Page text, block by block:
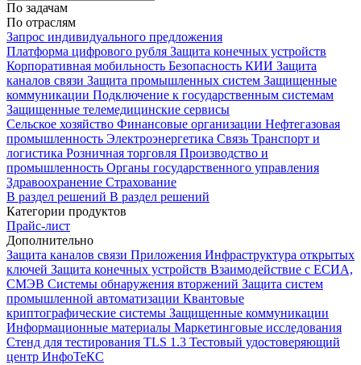
По задачам
По отраслям
Запрос индивидуального предложения
Платформа цифрового рубля Защита конечных устройств
Корпоративная мобильность Безопасность КИИ Защита
каналов связи Защита промышленных систем Защищенные
коммуникации Подключение к государственным системам
Защищенные телемедицинские сервисы
Сельское хозяйство Финансовые организации Нефтегазовая
промышленность Электроэнергетика Связь Транспорт и
логистика Розничная торговля Производство и
промышленность Органы государственного управления
Здравоохранение Страхование
В раздел решений В раздел решений
Категории продуктов
Прайс-лист
Дополнительно
Защита каналов связи Приложения Инфраструктура открытых
ключей Защита конечных устройств Взаимодействие с ЕСИА,
СМЭВ Системы обнаружения вторжений Защита систем
промышленной автоматизации Квантовые
криптографические системы Защищенные коммуникации
Информационные материалы Маркетинговые исследования
Стенд для тестирования TLS 1.3 Тестовый удостоверяющий
центр ИнфоТеКС